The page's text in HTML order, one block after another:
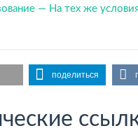
— На тех же
поделиться